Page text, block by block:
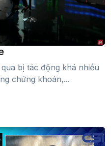
bị tác động khá nhiều
chứng khoán,...